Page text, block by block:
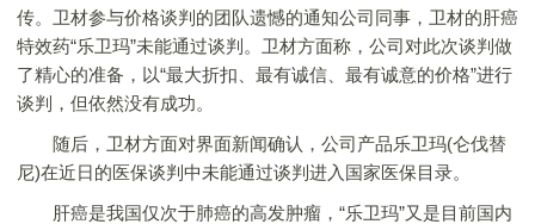
传。卫材参与价格谈判的团队遗憾的通知公司同事，卫材的肝癌
特效药“乐卫玛”未能通过谈判。卫材方面称，公司对此次谈判做
了精心的准备，以“最大折扣、最有诚信、最有诚意的价格”进行
谈判，但依然没有成功。
随后，卫材方面对界面新闻确认，公司产品乐卫玛(仑伐替
尼)在近日的医保谈判中未能通过谈判进入国家医保目录。
肝癌是我国仅次于肺癌的高发肿瘤，“乐卫玛”又是目前国内